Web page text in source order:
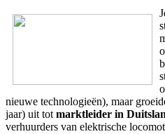
nieuwe technologieën), maar
jaar) uit tot marktleider in
verhuurders van elektrische